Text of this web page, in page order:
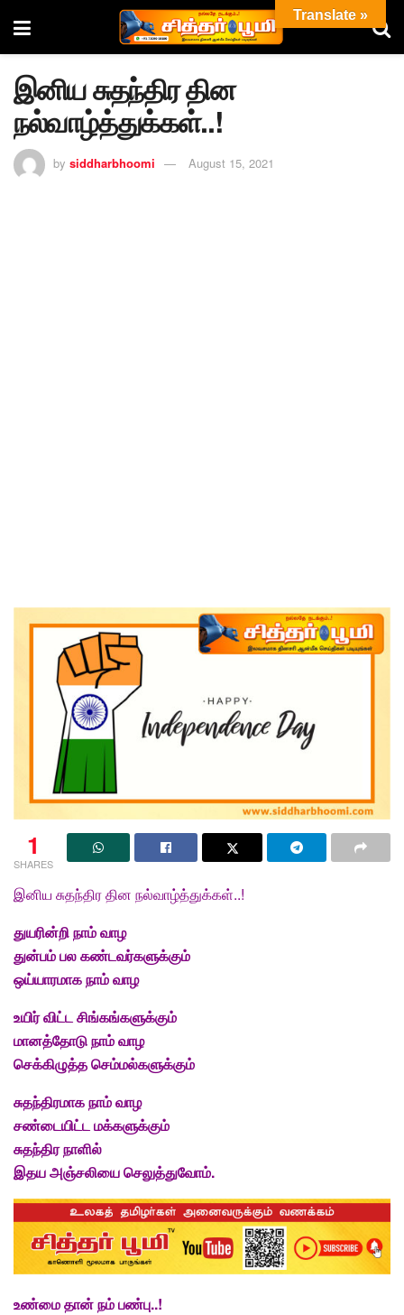
இனிய சுதந்திர தின
நல்வாழ்த்துக்கள்..!
by siddharbhoomi August 15, 2021
1
SHARES
இனிய சுதந்திர தின நல்வாழ்த்துக்கள்..!
துயரின்றி நாம் வாழ
துன்பம் பல கண்டவர்களுக்கும்
ஒய்யாரமாக நாம் வாழ
உயிர் விட்ட சிங்கங்களுக்கும்
மானத்தோடு நாம் வாழ
செக்கிழுத்த செம்மல்களுக்கும்
சுதந்திரமாக நாம் வாழ
சண்டையிட்ட மக்களுக்கும்
சுதந்திர நாளில்
இதய அஞ்சலியை செலுத்துவோம்.
உண்மை தான் நம் பண்பு..!
Translate »